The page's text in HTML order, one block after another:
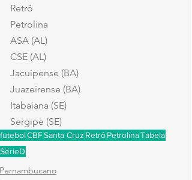
Retrô
Petrolina
ASA (AL)
CSE (AL)
Jacuipense (BA)
Juazeirense (BA)
Itabaiana (SE)
Sergipe (SE)
futebolCBFSanta Cruz RetrôPetrolinaTabela
SérieD
Pernambucano